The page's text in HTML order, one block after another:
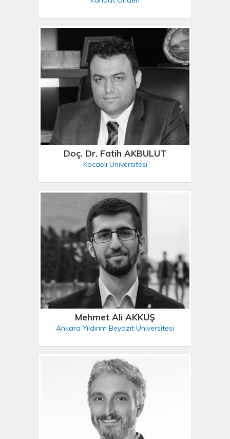
Doç. Dr. Fatih AKBULUT
Kocaeli Üniversitesi
Mehmet Ali AKKUŞ
Ankara Yıldırım Beyazıt Üniversitesi